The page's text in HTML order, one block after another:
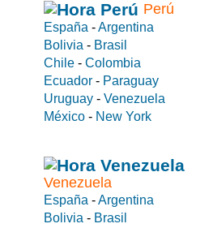
Perú
España -Argentina
Bolivia - Brasil
Chile - Colombia
Ecuador - Paraguay
Uruguay - Venezuela
México - New York
Venezuela
España -Argentina
Bolivia - Brasil